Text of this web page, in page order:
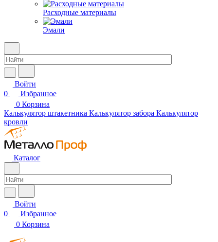
Расходные материалы
Эмали
Войти
0
Избранное
0 Корзина
Калькулятор штакетника Калькулятор забора Калькулятор
кровли
Каталог
Войти
0
Избранное
0 Корзина